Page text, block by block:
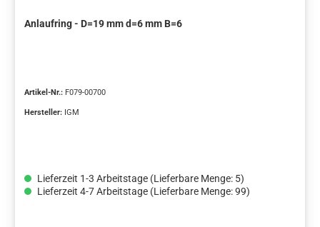
Anlaufring - D=19 mm d=6 mm B=6
Artikel-Nr.: F079-00700
Hersteller: IGM
Lieferzeit 1-3 Arbeitstage (Lieferbare Menge: 5)
Lieferzeit 4-7 Arbeitstage (Lieferbare Menge: 99)